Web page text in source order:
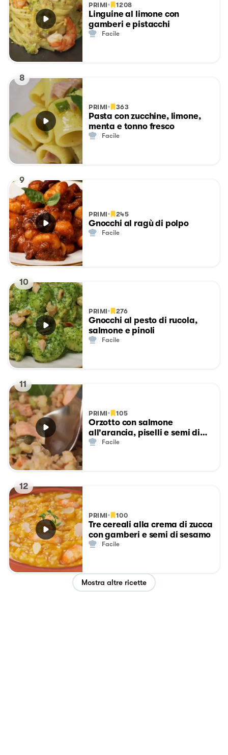
PRIMI 1208
Linguine al limone con
gamberi e pistacchi
Facile
8
PRIMI 363
Pasta con zucchine, limone,
menta e tonno fresco
Facile
9
PRIMI 245
Gnocchi al ragù di polpo
Facile
10
PRIMI 276
Gnocchi al pesto di rucola,
salmone e pinoli
Facile
11
PRIMI 105
Orzotto con salmone
all'arancia, piselli e semi di
zucca
Facile
12
PRIMI 100
Tre cereali alla crema di zucca
con gamberi e semi di sesamo
Facile
Mostra altre ricette